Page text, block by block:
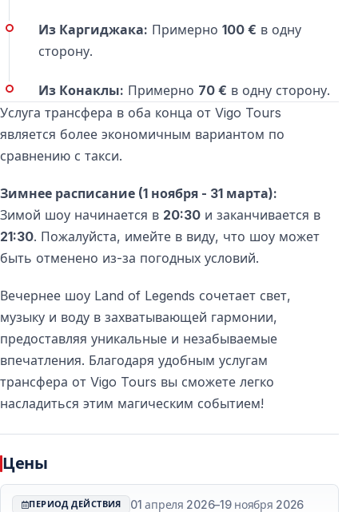
Из Каргиджака: Примерно 100 € в одну
сторону.
Из Конаклы: Примерно 70 € в одну сторону.
Услуга трансфера в оба конца от Vigo Tours
является более экономичным вариантом по
сравнению с такси.
Зимнее расписание (1 ноября - 31 марта):
Зимой шоу начинается в 20:30 и заканчивается в
21:30. Пожалуйста, имейте в виду, что шоу может
быть отменено из-за погодных условий.
Вечернее шоу Land of Legends сочетает свет,
музыку и воду в захватывающей гармонии,
предоставляя уникальные и незабываемые
впечатления. Благодаря удобным услугам
трансфера от Vigo Tours вы сможете легко
насладиться этим магическим событием!
Цены
ПЕРИОД ДЕЙСТВИЯ 01 апреля 2026–19 ноября 2026